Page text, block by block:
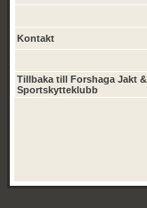
Kontakt
Tillbaka till Forshaga Jakt &
Sportskytteklubb